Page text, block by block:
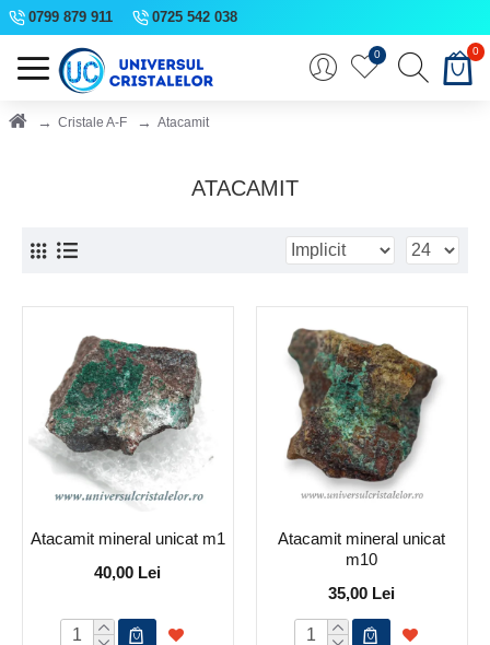
0799 879 911 0725 542 038
0 0
Cristale A-F Atacamit
ATACAMIT
Atacamit mineral unicat m1
40,00 Lei
Atacamit mineral unicat
m10
35,00 Lei